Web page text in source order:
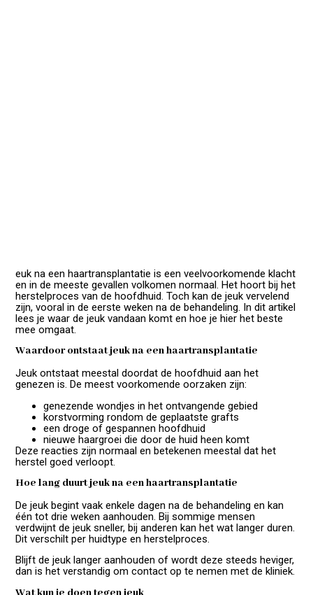
euk na een haartransplantatie is een veelvoorkomende klacht
en in de meeste gevallen volkomen normaal. Het hoort bij het
herstelproces van de hoofdhuid. Toch kan de jeuk vervelend
zijn, vooral in de eerste weken na de behandeling. In dit artikel
lees je waar de jeuk vandaan komt en hoe je hier het beste
mee omgaat.
Waardoor ontstaat jeuk na een haartransplantatie
Jeuk ontstaat meestal doordat de hoofdhuid aan het
genezen is. De meest voorkomende oorzaken zijn:
genezende wondjes in het ontvangende gebied
korstvorming rondom de geplaatste grafts
een droge of gespannen hoofdhuid
nieuwe haargroei die door de huid heen komt
Deze reacties zijn normaal en betekenen meestal dat het
herstel goed verloopt.
Hoe lang duurt jeuk na een haartransplantatie
De jeuk begint vaak enkele dagen na de behandeling en kan
één tot drie weken aanhouden. Bij sommige mensen
verdwijnt de jeuk sneller, bij anderen kan het wat langer duren.
Dit verschilt per huidtype en herstelproces.
Blijft de jeuk langer aanhouden of wordt deze steeds heviger,
dan is het verstandig om contact op te nemen met de kliniek.